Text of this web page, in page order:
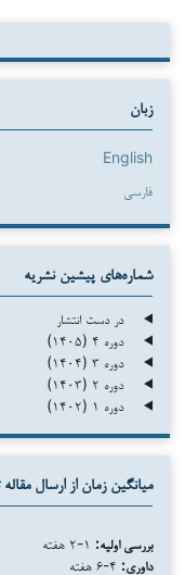
زبان
English
فارسی
شماره‌های پیشین نشریه
در دست انتشار
دوره ۴ (۱۴۰۵)
دوره ۳ (۱۴۰۴)
دوره ۲ (۱۴۰۳)
دوره ۱ (۱۴۰۲)
میانگین زمان از ارسال مقاله
بررسی اولیه:
داوری: